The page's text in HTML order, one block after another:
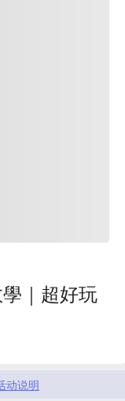
學｜超好玩
动说明